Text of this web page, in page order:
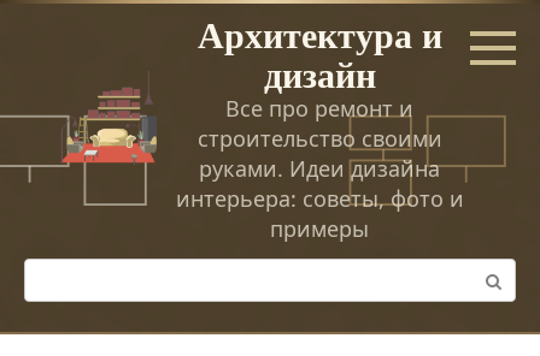
Перейти
Архитектура и
дизайн
Все про ремонт и
строительство своими
руками. Идеи дизайна
интерьера: советы, фото и
примеры
Поиск: